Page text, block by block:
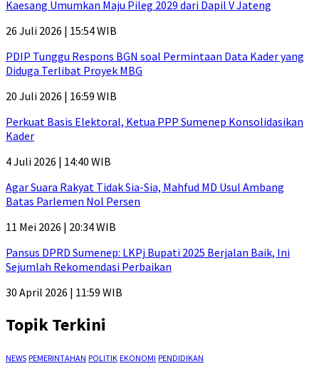
Kaesang Umumkan Maju Pileg 2029 dari Dapil V Jateng
26 Juli 2026 | 15:54 WIB
PDIP Tunggu Respons BGN soal Permintaan Data Kader yang
Diduga Terlibat Proyek MBG
20 Juli 2026 | 16:59 WIB
Perkuat Basis Elektoral, Ketua PPP Sumenep Konsolidasikan
Kader
4 Juli 2026 | 14:40 WIB
Agar Suara Rakyat Tidak Sia-Sia, Mahfud MD Usul Ambang
Batas Parlemen Nol Persen
11 Mei 2026 | 20:34 WIB
Pansus DPRD Sumenep: LKPj Bupati 2025 Berjalan Baik, Ini
Sejumlah Rekomendasi Perbaikan
30 April 2026 | 11:59 WIB
Topik Terkini
NEWS PEMERINTAHAN POLITIK EKONOMI PENDIDIKAN